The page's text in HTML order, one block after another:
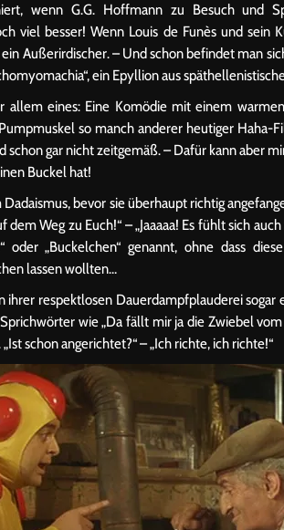
wenn G.G. Hoffmann zu Besuch und
viel besser! Wenn Louis de Funès und sein
Außerirdischer. – Und schon befindet man
ein Epyllion aus
allem eines: Eine Komödie mit einem
so manch anderer heutiger Haha-
schon gar nicht zeitgemäß. – Dafür kann aber
Buckel hat!
bevor sie überhaupt richtig
Weg zu Euch!“ – „Jaaaaa! Es fühlt sich
oder „Buckelchen“ genannt, ohne dass
lassen wollten…
respektlosen Dauerdampfplauderei sogar
wie „Da fällt mir ja die Zwiebel
schon angerichtet?“ – „Ich richte, ich richte!“